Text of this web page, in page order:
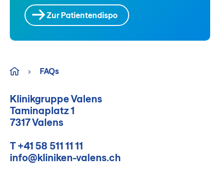
Zur Patientendispo
› FAQs
Klinikgruppe Valens
Taminaplatz 1
7317 Valens
T +41 58 511 11 11
info@kliniken-valens.ch